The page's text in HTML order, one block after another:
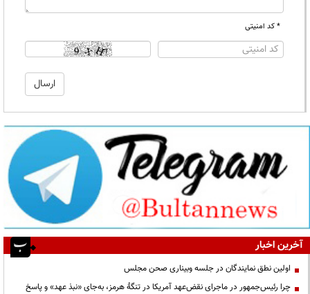
* کد امنیتی
آخرین اخبار
اولین نطق نمایندگان در جلسه وبیناری صحن مجلس
چرا رئیس‌جمهور در ماجرای نقض‌عهد آمریکا در تنگهٔ هرمز، به‌جای «نبذ عهد» و پاسخ